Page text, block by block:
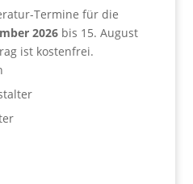
Termine für die
2026bis 15. August
ist kostenfrei.